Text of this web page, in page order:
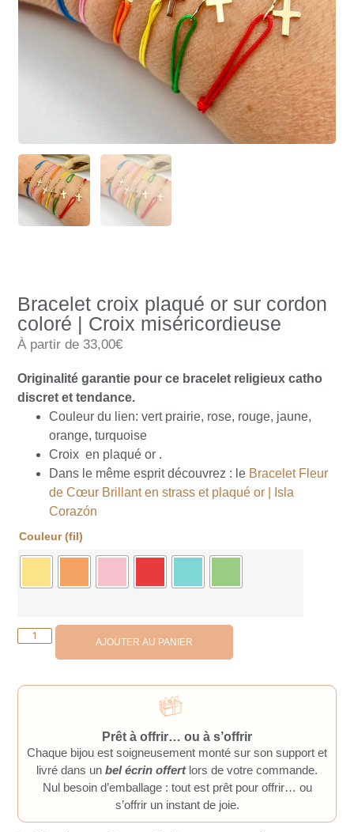
Bracelet croix plaqué or sur cordon
coloré | Croix miséricordieuse
À partir de 33,00€
Originalité garantie pour ce bracelet religieux catho
discret et tendance.
Couleur du lien: vert prairie, rose, rouge, jaune,
orange, turquoise
Croix en plaqué or .
Dans le même esprit découvrez : le Bracelet Fleur
de Cœur Brillant en strass et plaqué or | Isla
Corazón
Couleur (fil)
AJOUTER AU PANIER
Prêt à offrir… ou à s’offrir
Chaque bijou est soigneusement monté sur son support et
livré dans un bel écrin offertlors de votre commande.
Nul besoin d’emballage : tout est prêt pour offrir… ou
s’offrir un instant de joie.